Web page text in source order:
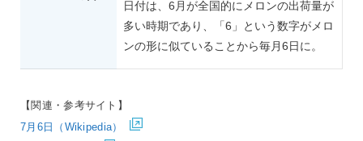
日付は、6月が全国的にメロンの出荷量が
多い時期であり、「6」という数字がメロ
ンの形に似ていることから毎月6日に。
【関連・参考サイト】
7月6日（Wikipedia）